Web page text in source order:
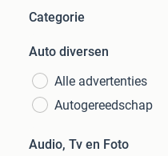
Categorie
Auto diversen
Alle advertenties
Autogereedschap
Audio, Tv en Foto